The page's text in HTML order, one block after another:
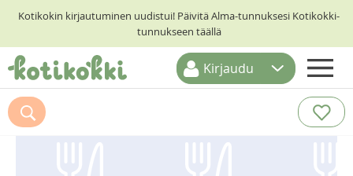
Kotikokin kirjautuminen uudistui! Päivitä Alma-tunnuksesi Kotikokki-
tunnukseen täällä
ETUSIVU
RESEPTIHAKU
Kirjaudu
Suosittelemme myös